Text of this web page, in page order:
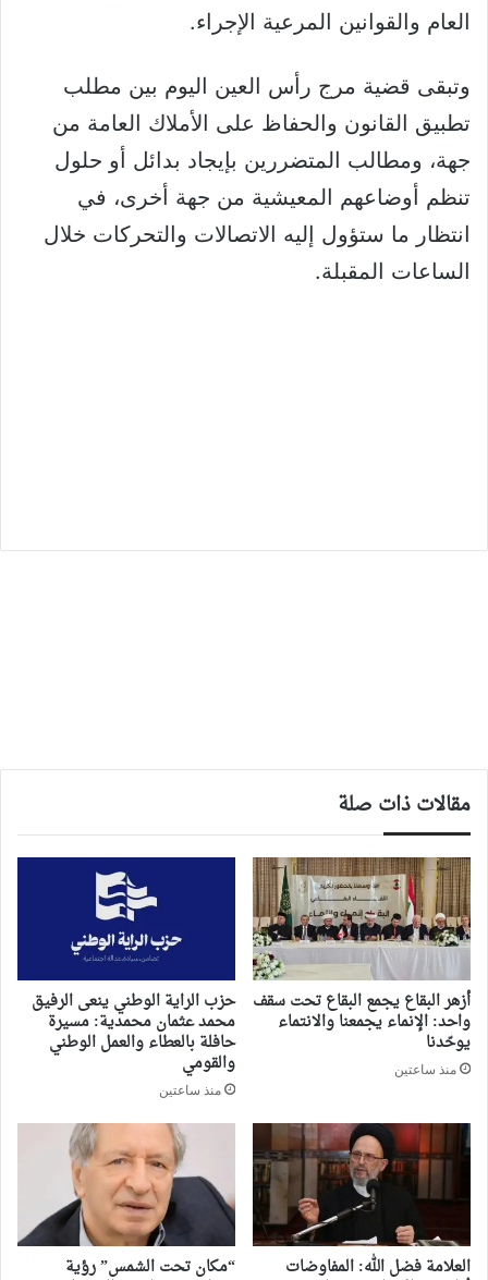
العام والقوانين المرعية الإجراء.
وتبقى قضية مرج رأس العين اليوم بين مطلب
تطبيق القانون والحفاظ على الأملاك العامة من
جهة، ومطالب المتضررين بإيجاد بدائل أو حلول
تنظم أوضاعهم المعيشية من جهة أخرى، في
انتظار ما ستؤول إليه الاتصالات والتحركات خلال
الساعات المقبلة.
مقالات ذات صلة
أزهر البقاع يجمع البقاع تحت سقف
واحد: الإنماء يجمعنا والانتماء
يوحّدنا
منذ ساعتين
حزب الراية الوطني ينعى الرفيق
محمد عثمان محمدية: مسيرة
حافلة بالعطاء والعمل الوطني
والقومي
منذ ساعتين
العلامة فضل الله: المفاوضات “مكان تحت الشمس” رؤية